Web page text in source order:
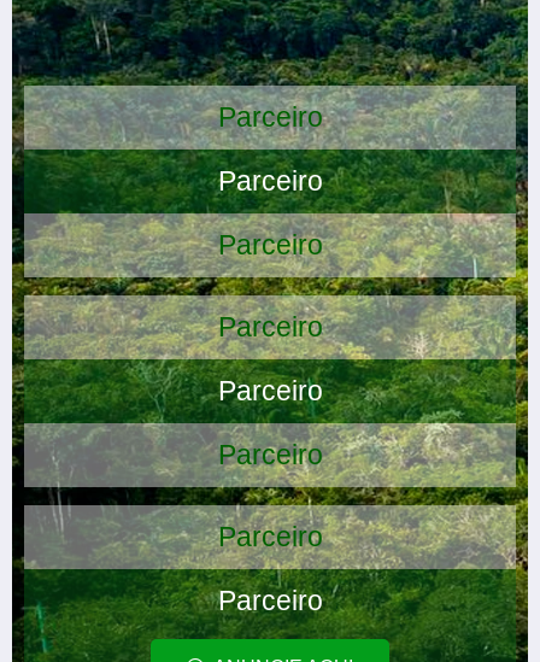
Parceiro
Parceiro
Parceiro
Parceiro
Parceiro